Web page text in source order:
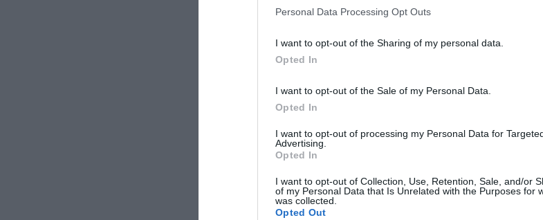
Personal Data Processing Opt Outs
I want to opt-out of the Sharing of my personal data.
Opted In
I want to opt-out of the Sale of my Personal Data.
Opted In
I want to opt-out of processing my Personal Data for
Advertising.
Opted In
I want to opt-out of Collection, Use, Retention, Sale, and/or
of my Personal Data that Is Unrelated with the Purposes for
was collected.
Opted Out
Δείτε αυτή τη δημοσίευση στο Instagram.